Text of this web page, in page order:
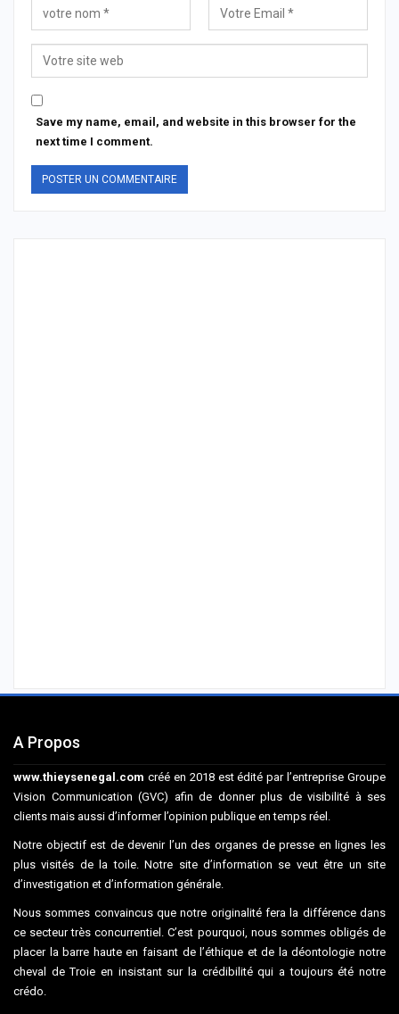
Save my name, email, and website in this browser for the
next time I comment.
A Propos
www.thieysenegal.com créé en 2018 est édité par l’entreprise Groupe
Vision Communication (GVC) afin de donner plus de visibilité à ses
clients mais aussi d’informer l’opinion publique en temps réel.
Notre objectif est de devenir l’un des organes de presse en lignes les
plus visités de la toile. Notre site d’information se veut être un site
d’investigation et d’information générale.
Nous sommes convaincus que notre originalité fera la différence dans
ce secteur très concurrentiel. C’est pourquoi, nous sommes obligés de
placer la barre haute en faisant de l’éthique et de la déontologie notre
cheval de Troie en insistant sur la crédibilité qui a toujours été notre
crédo.